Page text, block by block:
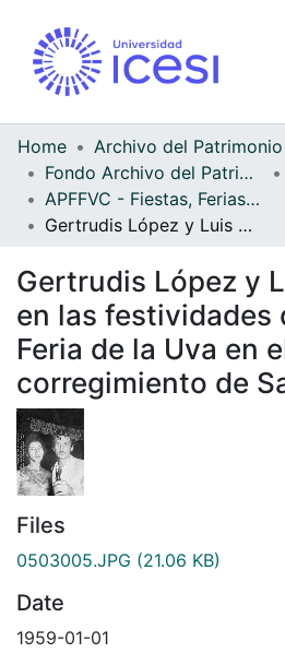
Home
Fondo Archivo del Patrimonio Fotográfico y Fílmico del Valle del Cauca
APFFVC - Fiestas, Ferias y Carnavales - Patrimonial
Gertrudis López y Luis Gallardo, en las festividades de la primera Feria de la Uva en el corregimiento de Santa Elena
Gertrudis López y
en las festividades
Feria de la Uva en
corregimiento de
Files
0503005.JPG (21.06 KB)
Date
1959-01-01